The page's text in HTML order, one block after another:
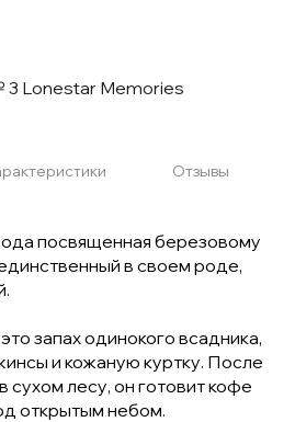
3 Lonestar Memories
Отзывы
посвященная березовому
в своем роде,
запах одинокого всадника,
и кожаную куртку. После
сухом лесу, он готовит кофе
открытым небом.